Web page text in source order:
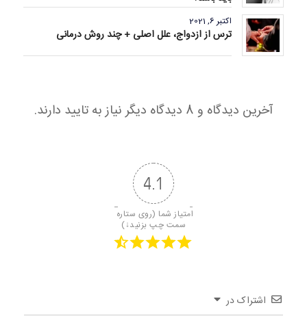
اکتبر 6, 2021
ترس از ازدواج، علل اصلی + چند روش درمانی
آخرین دیدگاه و 8 دیدگاه دیگر نیاز به تایید دارند.
4.1
امتیاز شما (روی ستاره
سمت چپ بزنید↓)
اشتراک در